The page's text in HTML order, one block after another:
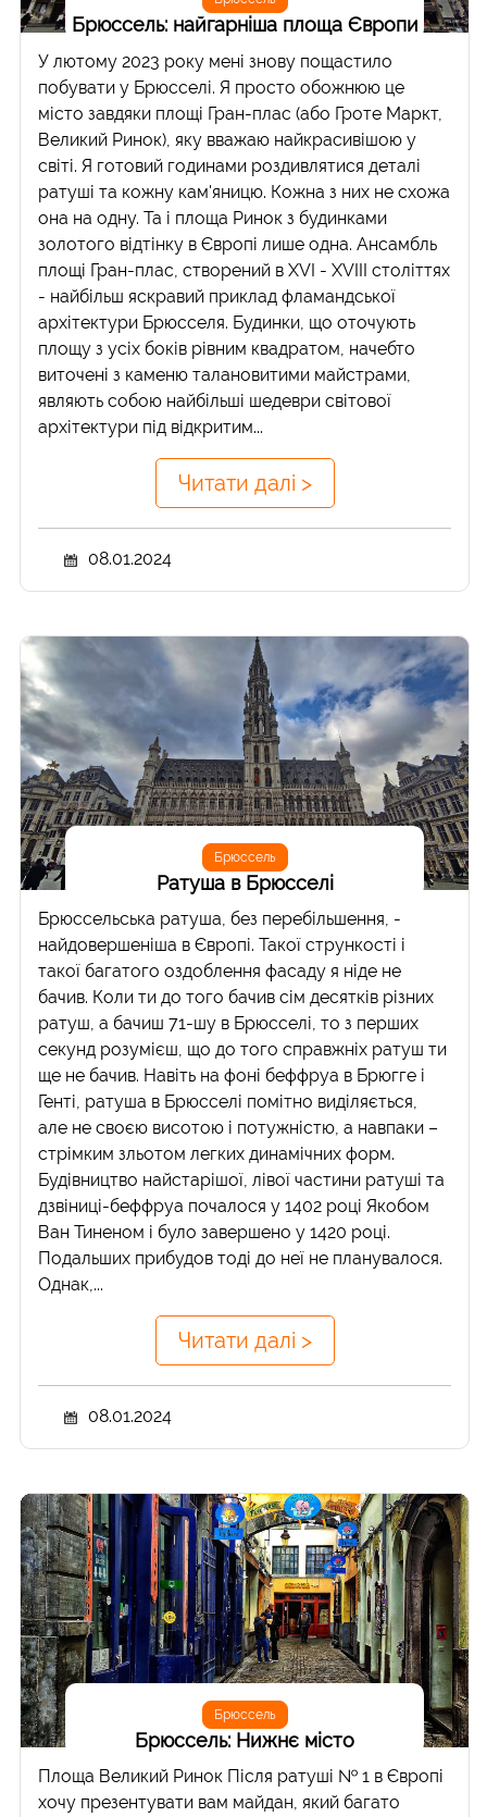
Брюссель: найгарніша площа Європи
У лютому 2023 року мені знову пощастило
побувати у Брюсселі. Я просто обожнюю це
місто завдяки площі Гран-плас (або Гроте Маркт,
Великий Ринок), яку вважаю найкрасивішою у
світі. Я готовий годинами роздивлятися деталі
ратуші та кожну кам'яницю. Кожна з них не схожа
она на одну. Та і площа Ринок з будинками
золотого відтінку в Європі лише одна. Ансамбль
площі Гран-плас, створений в XVI - XVIII століттях
- найбільш яскравий приклад фламандської
архітектури Брюсселя. Будинки, що оточують
площу з усіх боків рівним квадратом, начебто
виточені з каменю талановитими майстрами,
являють собою найбільші шедеври світової
архітектури під відкритим...
Читати далі >
08.01.2024
Брюссель
Ратуша в Брюсселі
Брюссельська ратуша, без перебільшення, -
найдовершеніша в Європі. Такої стрункості і
такої багатого оздоблення фасаду я ніде не
бачив. Коли ти до того бачив сім десятків різних
ратуш, а бачиш 71-шу в Брюсселі, то з перших
секунд розумієш, що до того справжніх ратуш ти
ще не бачив. Навіть на фоні беффруа в Брюгге і
Генті, ратуша в Брюсселі помітно виділяється,
але не своєю висотою і потужністю, а навпаки –
стрімким зльотом легких динамічних форм.
Будівництво найстарішої, лівої частини ратуші та
дзвіниці-беффруа почалося у 1402 році Якобом
Ван Тиненом і було завершено у 1420 році.
Подальших прибудов тоді до неї не планувалося.
Однак,...
Читати далі >
08.01.2024
Брюссель
Брюссель: Нижнє місто
Площа Великий Ринок Після ратуші № 1 в Європі
хочу презентувати вам майдан, який багато